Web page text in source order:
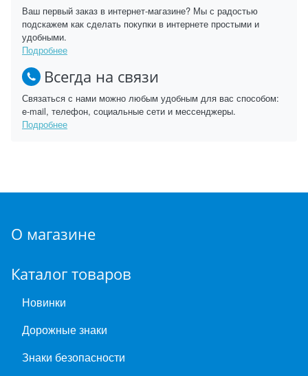
Ваш первый заказ в интернет-магазине? Мы с радостью
подскажем как сделать покупки в интернете простыми и
удобными.
Подробнее
Всегда на связи
Связаться с нами можно любым удобным для вас способом:
e-mail, телефон, социальные сети и мессенджеры.
Подробнее
О магазине
Каталог товаров
Новинки
Дорожные знаки
Знаки безопасности